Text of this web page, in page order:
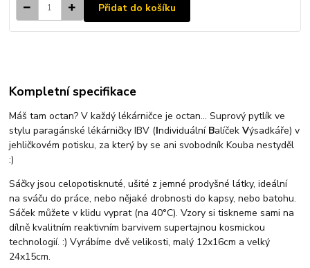
Přidat do košíku
Kompletní specifikace
Máš tam octan? V každý lékárničce je octan... Suprový pytlík ve
stylu paragánské lékárničky IBV (Individuální BalíčekVýsadkáře) v
jehličkovém potisku, za který by se ani svobodník Kouba nestyděl
:)
Sáčky jsou celopotisknuté, ušité z jemné prodyšné látky, ideální
na sváču do práce, nebo nějaké drobnosti do kapsy, nebo batohu.
Sáček můžete v klidu vyprat (na 40°C). Vzory si tiskneme sami na
dílně kvalitním reaktivním barvivem supertajnou kosmickou
technologií. :) Vyrábíme dvě velikosti, malý 12x16cm a velký
24x15cm.